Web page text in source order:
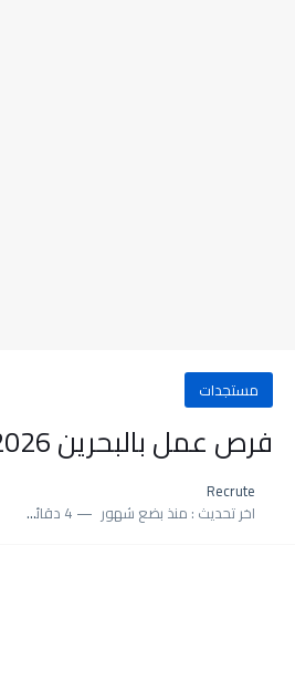
مستجدات
فرص عمل بالبحرين 2026
Recrute
اخر تحديث : منذ بضع شهور 4 دقائق للقراءة